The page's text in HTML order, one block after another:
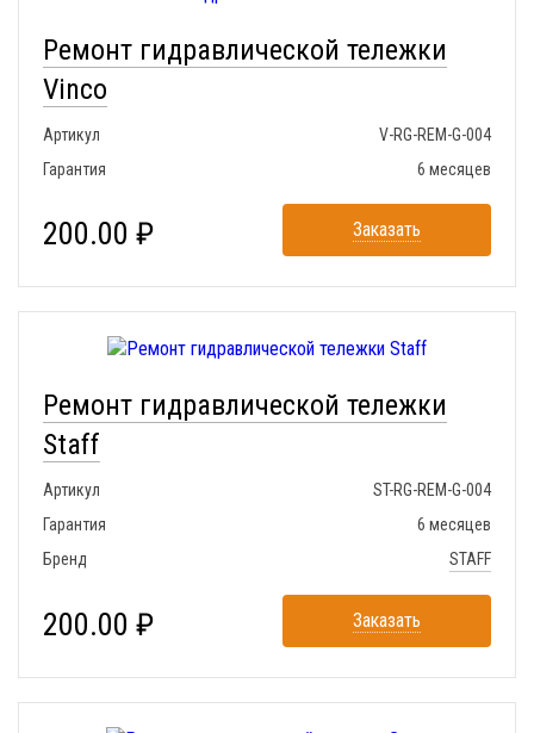
Ремонт гидравлической тележки
Vinco
Артикул
V-RG-REM-G-004
Гарантия
6 месяцев
200.00 ₽ Заказать
Ремонт гидравлической тележки
Staff
Артикул
ST-RG-REM-G-004
Гарантия
6 месяцев
Бренд
STAFF
200.00 ₽ Заказать